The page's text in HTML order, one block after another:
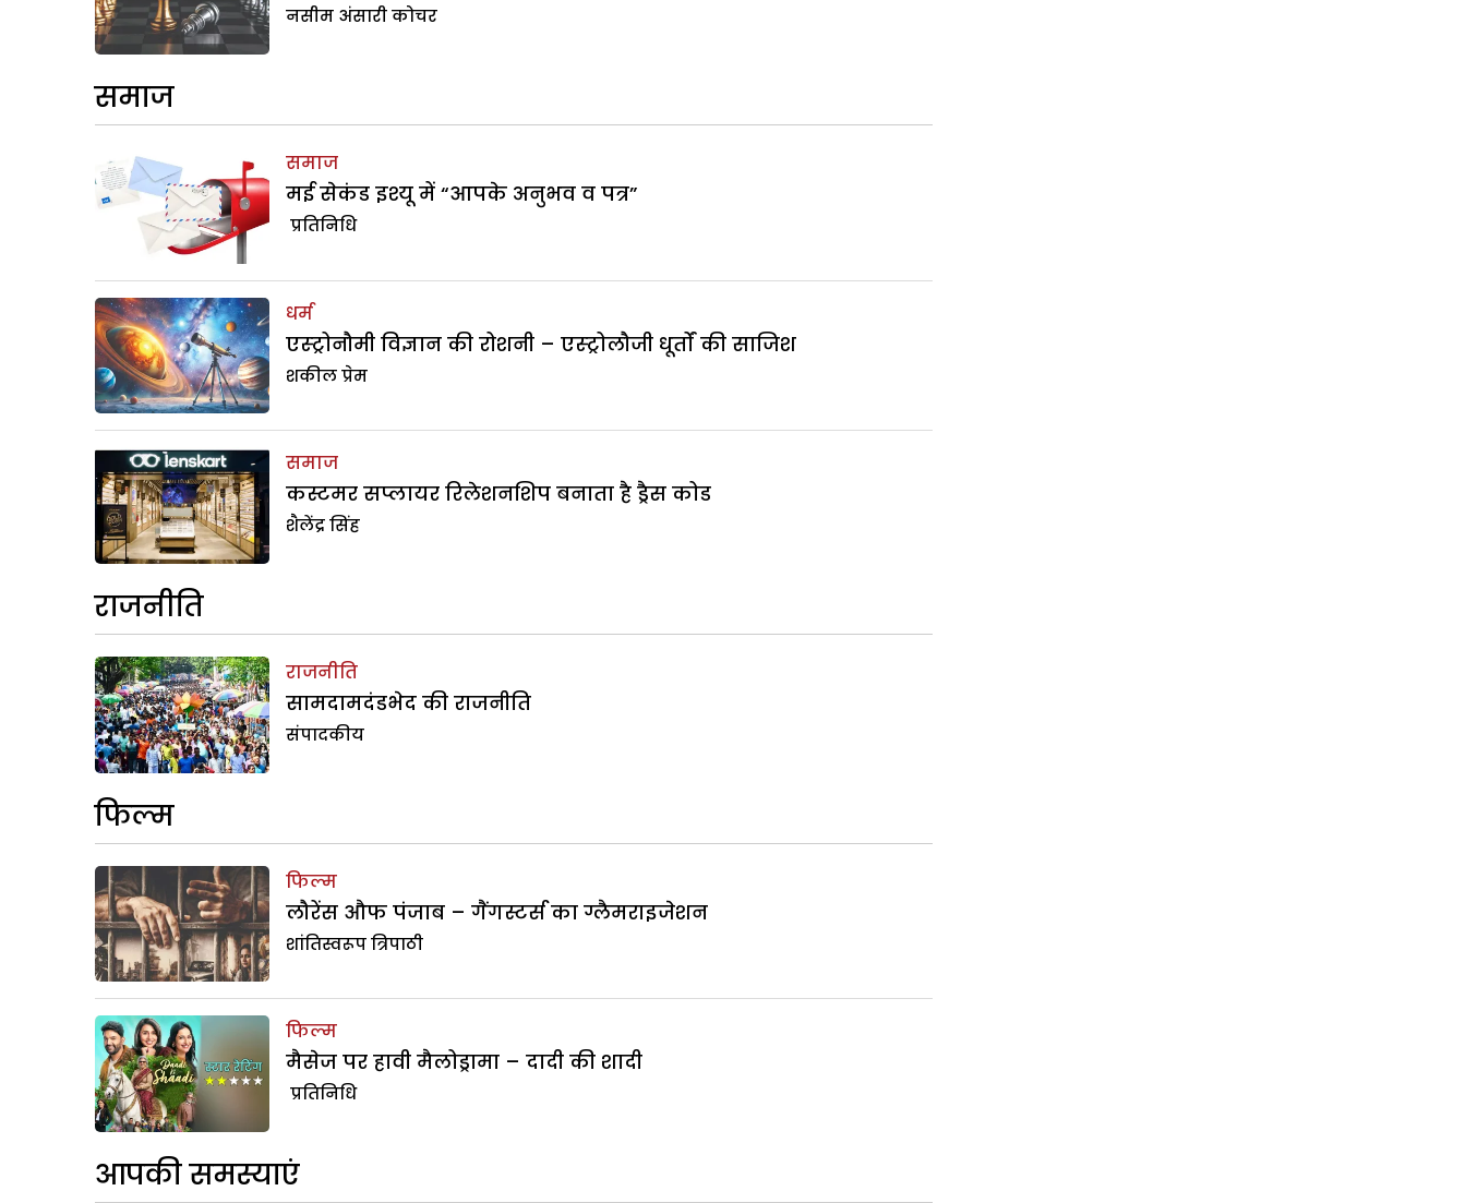
नसीम अंसारी कोचर
समाज
समाज
मई सेकंड इश्यू में “आपके अनुभव व पत्र”
प्रतिनिधि
धर्म
एस्ट्रोनौमी विज्ञान की रोशनी – एस्ट्रोलौजी धूर्तों की साजिश
शकील प्रेम
समाज
कस्टमर सप्लायर रिलेशनशिप बनाता है ड्रैस कोड
शैलेंद्र सिंह
राजनीति
राजनीति
सामदामदंडभेद की राजनीति
संपादकीय
फिल्म
फिल्म
लौरेंस औफ पंजाब – गैंगस्टर्स का ग्लैमराइजेशन
शांतिस्वरूप त्रिपाठी
फिल्म
मैसेज पर हावी मैलोड्रामा – दादी की शादी
प्रतिनिधि
आपकी समस्याएं